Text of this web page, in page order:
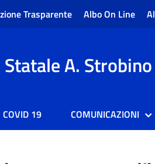
Trasparente Albo On Line
A. Strobino
COVID 19 COMUNICAZIONI